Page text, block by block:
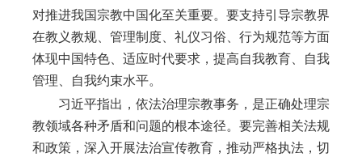
对推进我国宗教中国化至关重要。要支持引导宗教界
在教义教规、管理制度、礼仪习俗、行为规范等方面
体现中国特色、适应时代要求，提高自我教育、自我
管理、自我约束水平。
习近平指出，依法治理宗教事务，是正确处理宗
教领域各种矛盾和问题的根本途径。要完善相关法规
和政策，深入开展法治宣传教育，推动严格执法，切